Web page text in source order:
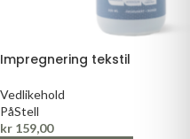
Impregnering tekstil
Vedlikehold
PåStell
kr 159,00